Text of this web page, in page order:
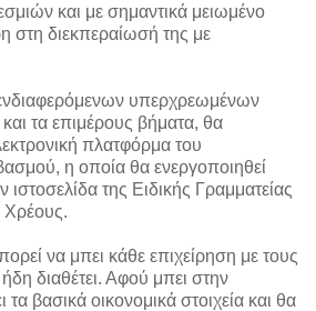
και με σημαντικά μειωμένο
στη διεκπεραίωσή της με
υπερχρεωμένων
τα επιμέρους βήματα, θα
πλατφόρμα του
η οποία θα ενεργοποιηθεί
της Ειδικής Γραμματείας
Χρέους.
να μπει κάθε επιχείρηση με τους
διαθέτει. Αφού μπει στην
βασικά οικονομικά στοιχεία και θα